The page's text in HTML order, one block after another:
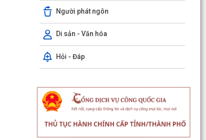
Người phát ngôn
Di sản - Văn hóa
Hỏi - Đáp